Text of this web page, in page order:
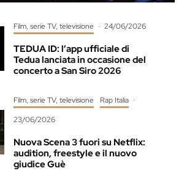
Film, serie TV, televisione · 24/06/2026
TEDUA ID: l’app ufficiale di
Tedua lanciata in occasione del
concerto a San Siro 2026
Film, serie TV, televisione Rap Italia ·
23/06/2026
Nuova Scena 3 fuori su Netflix:
audition, freestyle e il nuovo
giudice Guè